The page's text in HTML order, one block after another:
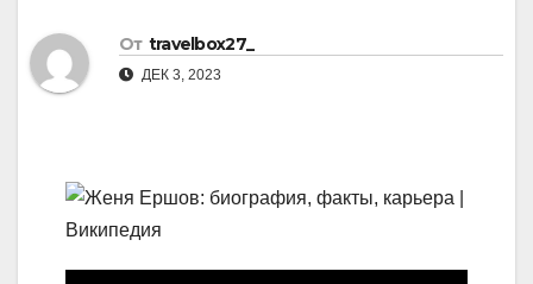
От travelbox27_
ДЕК 3, 2023